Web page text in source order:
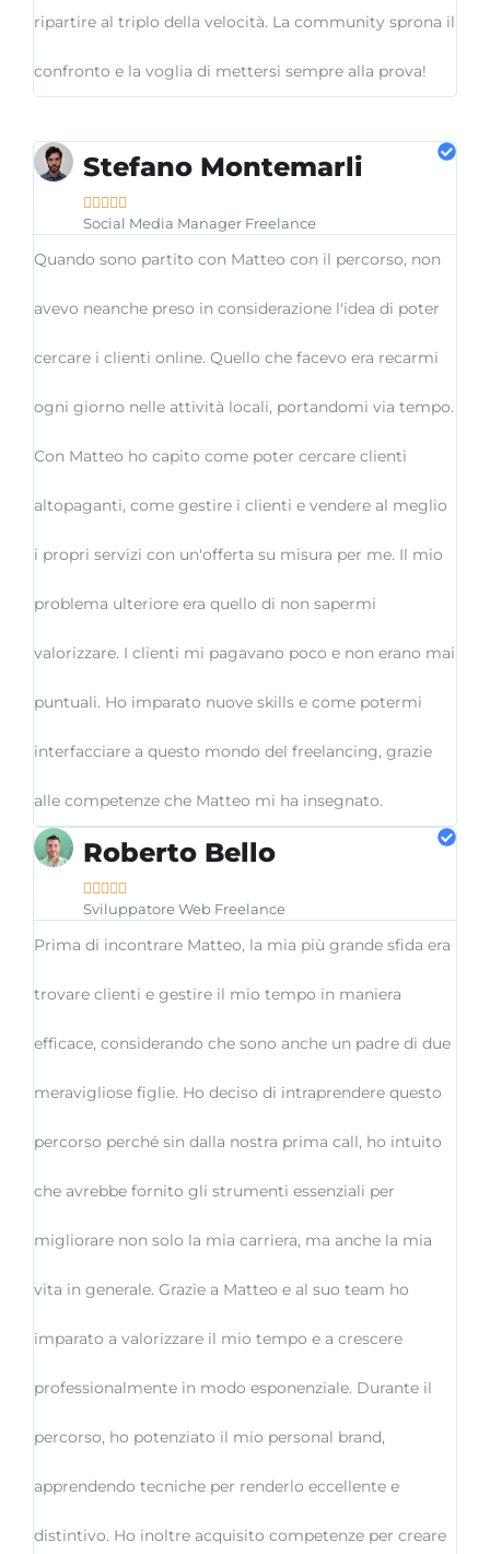
ripartire al triplo della velocità. La community sprona il
confronto e la voglia di mettersi sempre alla prova!
Stefano Montemarli
    
Social Media Manager Freelance
Quando sono partito con Matteo con il percorso, non
avevo neanche preso in considerazione l'idea di poter
cercare i clienti online. Quello che facevo era recarmi
ogni giorno nelle attività locali, portandomi via tempo.
Con Matteo ho capito come poter cercare clienti
altopaganti, come gestire i clienti e vendere al meglio
i propri servizi con un'offerta su misura per me. Il mio
problema ulteriore era quello di non sapermi
valorizzare. I clienti mi pagavano poco e non erano mai
puntuali. Ho imparato nuove skills e come potermi
interfacciare a questo mondo del freelancing, grazie
alle competenze che Matteo mi ha insegnato.
Roberto Bello
    
Sviluppatore Web Freelance
Prima di incontrare Matteo, la mia più grande sfida era
trovare clienti e gestire il mio tempo in maniera
efficace, considerando che sono anche un padre di due
meravigliose figlie. Ho deciso di intraprendere questo
percorso perché sin dalla nostra prima call, ho intuito
che avrebbe fornito gli strumenti essenziali per
migliorare non solo la mia carriera, ma anche la mia
vita in generale. Grazie a Matteo e al suo team ho
imparato a valorizzare il mio tempo e a crescere
professionalmente in modo esponenziale. Durante il
percorso, ho potenziato il mio personal brand,
apprendendo tecniche per renderlo eccellente e
distintivo. Ho inoltre acquisito competenze per creare